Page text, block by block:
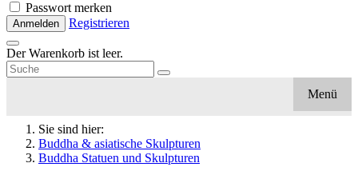
Passwort merken
Anmelden Registrieren
Der Warenkorb ist leer.
Menü
Sie sind hier:
Buddha & asiatische Skulpturen
Buddha Statuen und Skulpturen